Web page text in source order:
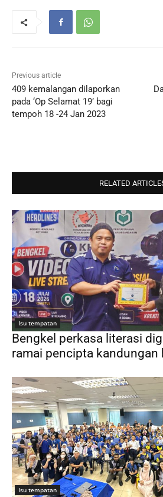
Previous article
409 kemalangan dilaporkan
pada ‘Op Selamat 19’ bagi
tempoh 18 -24 Jan 2023
RELATED
Isu tempatan
Bengkel perkasa literasi
ramai pencipta kandungan
Isu tempatan